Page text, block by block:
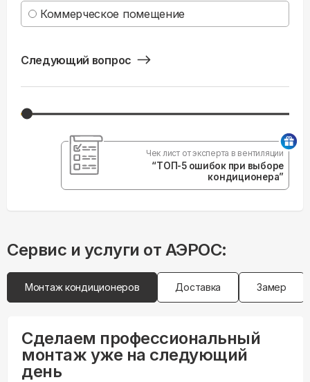
Коммерческое помещение
Следующий вопрос
Чек лист от эксперта в вентиляции
“ТОП-5 ошибок при выборе
кондиционера”
Сервис и услуги от АЭРОС:
Монтаж кондиционеров Доставка Замер
Сделаем профессиональный
монтаж уже на следующий
день